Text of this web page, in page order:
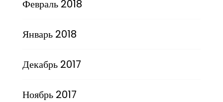
Февраль 2018
Январь 2018
Декабрь 2017
Ноябрь 2017